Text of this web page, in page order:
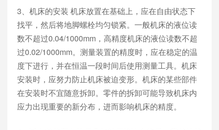
3、机床的安装 机床放置在基础上，应在自由状态下
找平，然后将地脚螺栓均匀锁紧。一般机床的液位读
数不超过0.04/1000mm，高精度机床的液位读数不超
过0.02/1000mm。测量装置的精度时，应在稳定的温
度下进行，并在恒温一段时间后使用测量工具。机床
安装时，应努力防止机床被迫变形。机床的某些部件
在安装时不宜随意拆卸。零件的拆卸可能导致机床内
应力出现重要的新分布，进而影响机床的精度。